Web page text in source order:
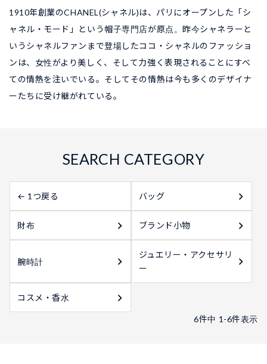
1910年創業のCHANEL(シャネル)は、パリにオープンした「シ
ャネル・モード」という帽子専門店が原点。昨今シャネラーと
いうシャネルファンまで登場したココ・シャネルのファッショ
ンは、女性がより美しく、そして力強く表現されることにすべ
ての情熱を注いでいる。そしてその情熱は今も多くのデザイナ
ーたちに受け継がれている。
← 1つ戻る バッグ
財布 ブランド小物
腕時計
ジュエリー・アクセサリ
ー
コスメ・香水
6件中 1 -6件表示